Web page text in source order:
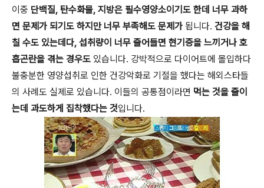
이중 단백질, 탄수화물, 지방은 필수영양소이기도 한데 너무 과하
면 문제가 되기도 하지만 너무 부족해도 문제가 됩니다. 건강을 해
칠 수도 있는데다, 섭취량이 너무 줄어들면 현기증을 느끼거나 호
흡곤란을 겪는 경우도 있습니다. 강박적으로 다이어트에 몰입하다
불충분한 영양섭취로 인한 건강악화로 기절을 했다는 해외스타들
의 사례도 실제로 있습니다. 이들의 공통점이라면 먹는 것을 줄이
는데 과도하게 집착했다는 것입니다.